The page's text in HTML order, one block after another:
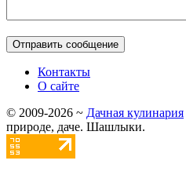
Контакты
О сайте
© 2009-2026 ~ Дачная кулинария
природе, даче. Шашлыки.